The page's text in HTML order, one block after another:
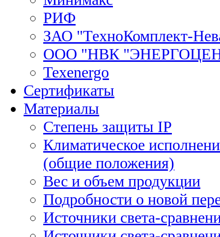
РИФ
ЗАО "ТехноКомплект-
ООО "НВК
Texenergo
Сертификаты
Материалы
Степень защиты IP
Климатическое
(общие положения)
Вес и объем продукции
Подробности о новой
Источники света-